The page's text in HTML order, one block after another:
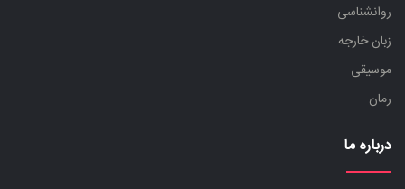
روانشناسی
زبان خارجه
موسیقی
رمان
درباره ما